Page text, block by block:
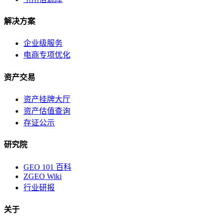
解决方案
企业级服务
电商专项优化
资产交易
资产挂牌大厅
资产估值查询
存证公示
研究院
GEO 101 百科
ZGEO Wiki
行业研报
关于